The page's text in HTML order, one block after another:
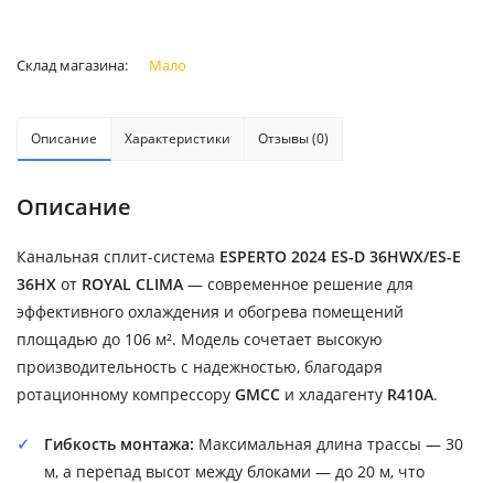
Склад магазина: Мало
Описание Характеристики Отзывы (0)
Описание
Канальная сплит-система ESPERTO 2024 ES-D 36HWX/ES-E
36HX от ROYAL CLIMA — современное решение для
эффективного охлаждения и обогрева помещений
площадью до 106 м². Модель сочетает высокую
производительность с надежностью, благодаря
ротационному компрессору GMCC и хладагенту R410A.
Гибкость монтажа: Максимальная длина трассы — 30
м, а перепад высот между блоками — до 20 м, что